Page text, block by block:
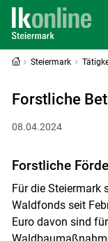
Steiermark
Forstliche
08.04.2024
Forstliche
Für die Steiermark
Waldfonds seit
Euro davon sind